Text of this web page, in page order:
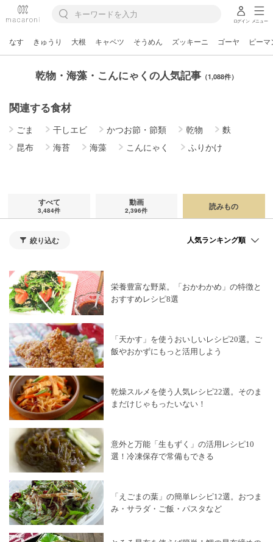
ログイン メニュー
なす きゅうり 大根 キャベツ そうめん ズッキーニ ゴーヤ ピーマ
乾物・海藻・こんにゃくの人気記事 （1,088件）
関連する食材
ごま 干しエビ かつお節・節類 乾物
麩
昆布
海苔 海藻 こんにゃく ふりかけ
すべて
3,484件
動画
2,396件 読みもの
絞り込む
栄養豊富な野菜。「おかわかめ」の特徴と
おすすめレシピ8選
「天かす」を使うおいしいレシピ20選。ご
飯やおかずにもっと活用しよう
乾燥スルメを使う人気レシピ22選。そのま
まだけじゃもったいない！
意外と万能「生もずく」の活用レシピ10
選！冷凍保存で常備もできる
「えごまの葉」の簡単レシピ12選。おつま
み・サラダ・ご飯・パスタなど